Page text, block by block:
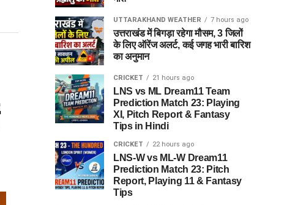
UTTARAKHAND WEATHER 7 hours ago
उत्तराखंड में बिगड़ा रहेगा मौसम, 3 जिलों
के लिए ऑरेंज अलर्ट, कई जगह भारी बारिश
का अनुमान
CRICKET 21 hours ago
LNS vs ML Dream11 Team
Prediction Match 23: Playing
XI, Pitch Report & Fantasy
Tips in Hindi
CRICKET 22 hours ago
LNS-W vs ML-W Dream11
Prediction Match 23: Pitch
Report, Playing 11 & Fantasy
Tips